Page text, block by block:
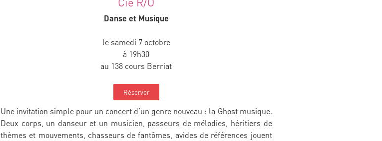
Danse et Musique
le samedi 7 octobre
à 19h30
au 138 cours Berriat
Réserver
Une invitation simple pour un concert d’un genre nouveau : la Ghost musique.
Deux corps, un danseur et un musicien, passeurs de mélodies, héritiers de
thèmes et mouvements, chasseurs de fantômes, avides de références jouent